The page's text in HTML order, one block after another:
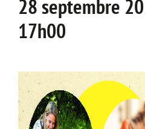
28 septembre
17h00